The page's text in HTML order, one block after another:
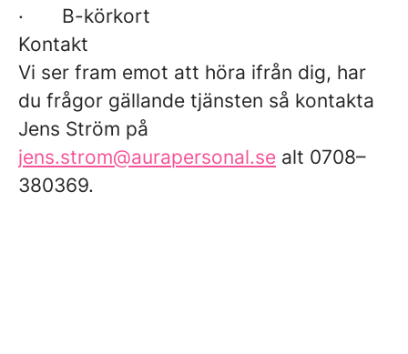
· B-körkort
Kontakt
Vi ser fram emot att höra ifrån dig, har
du frågor gällande tjänsten så kontakta
Jens Ström på
jens.strom@aurapersonal.se alt 0708–
380369.